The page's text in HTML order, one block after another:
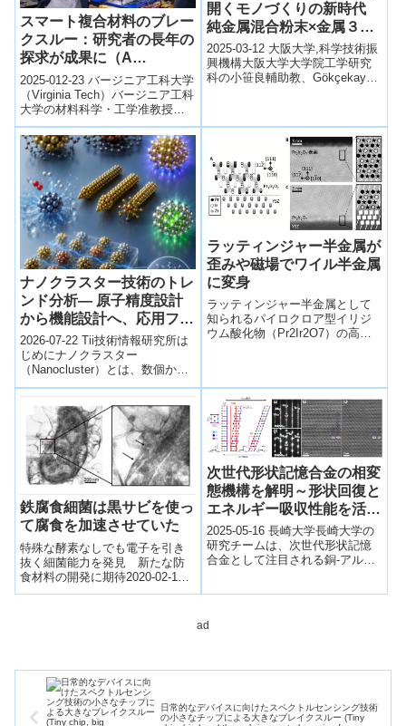
スマート複合材料のブレー
クスルー：研究者の長年の
探求が成果に（A
researcher’s long quest
leads to a smart
composite
breakthrough）
2025-012-23 バージニア工科大学
（Virginia Tech）バージニア工科
大学の材料科学・工学准教授
Hang Yu 率いる研究チームは、
長年の研究...
開くモノづくりの新時代
純金属混合粉末×金属３Ｄ
プリンターでハイエントロ
ピー合金を実現 ～ワンプ
ロセスで合金製造する新手
2025-03-12 大阪大学,科学技術振
興機構​大阪大学大学院工学研究
科の小笹良輔助教、Gökçekaya
ナノクラスター技術のトレ
ンド分析― 原子精度設計
から機能設計へ、応用フェ
ーズへ進むナノクラスター
研究 ―
2026-07-22 Tii技術情報研究所は
じめにナノクラスター
（Nanocluster）とは、数個から
数百個程度の原子が集まってで
ラッティンジャー半金属が
歪みや磁場でワイル半金属
に変身
ラッティンジャー半金属として
知られるパイロクロア型イリジ
ウム酸化物（Pr2Ir2O7）の高品
歪みや外部磁場によってワイル
半金属となることを実証した。
鉄腐食細菌は黒サビを使っ
て腐食を加速させていた
特殊な酵素なしでも電子を引き
抜く細菌能力を発見 新たな防
食材料の開発に期待2020-02-14
物質・材料研究機構NIMSは、オ
次世代形状記憶合金の相変
態機構を解明～形状回復と
エネルギー吸収性能を活か
した応用に期待～
2025-05-16 長崎大学長崎大学の
研究チームは、次世代形状記憶
合金として注目される銅-アルミ
ad
日常的なデバイスに向けたスペクトルセンシング技術
の小さなチップによる大きなブレイクスルー (Tiny